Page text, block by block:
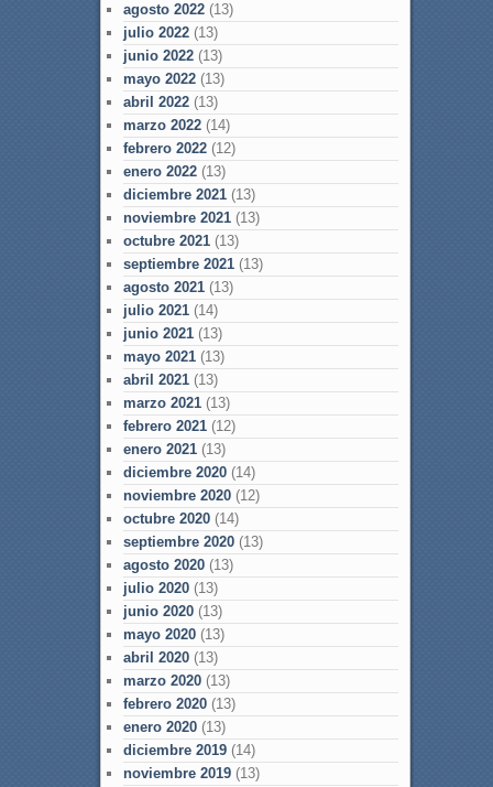
agosto 2022(13)
julio 2022(13)
junio 2022(13)
mayo 2022(13)
abril 2022(13)
marzo 2022(14)
febrero 2022(12)
enero 2022(13)
diciembre 2021(13)
noviembre 2021(13)
octubre 2021(13)
septiembre 2021(13)
agosto 2021(13)
julio 2021(14)
junio 2021(13)
mayo 2021(13)
abril 2021(13)
marzo 2021(13)
febrero 2021(12)
enero 2021(13)
diciembre 2020(14)
noviembre 2020(12)
octubre 2020(14)
septiembre 2020(13)
agosto 2020(13)
julio 2020(13)
junio 2020(13)
mayo 2020(13)
abril 2020(13)
marzo 2020(13)
febrero 2020(13)
enero 2020(13)
diciembre 2019(14)
noviembre 2019(13)